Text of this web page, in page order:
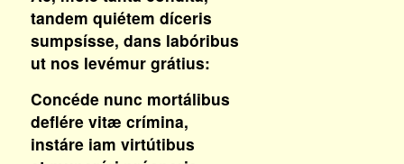
tandem quiétem díceris
sumpsísse, dans labóribus
ut nos levémur grátius:
Concéde nunc mortálibus
deflére vitæ crímina,
instáre iam virtútibus